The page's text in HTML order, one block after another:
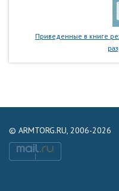
Приведенные в книге
© ARMTORG.RU, 2006-2026